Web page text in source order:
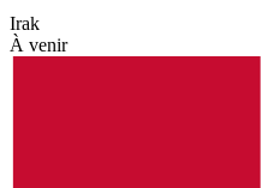
Irak
À venir